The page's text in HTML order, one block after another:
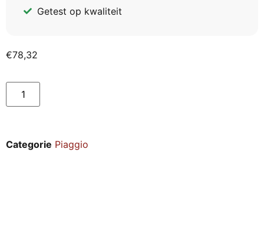
Getest op kwaliteit
€78,32
Categorie Piaggio